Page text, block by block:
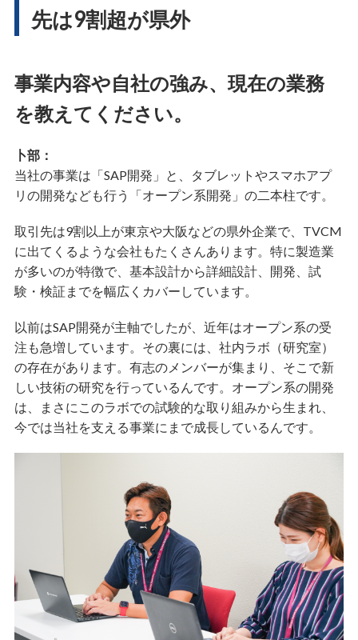
先は9割超が県外
事業内容や自社の強み、現在の業務
を教えてください。
卜部：
当社の事業は「SAP開発」と、タブレットやスマホアプ
リの開発なども行う「オープン系開発」の二本柱です。
取引先は9割以上が東京や大阪などの県外企業で、TVCM
に出てくるような会社もたくさんあります。特に製造業
が多いのが特徴で、基本設計から詳細設計、開発、試
験・検証までを幅広くカバーしています。
以前はSAP開発が主軸でしたが、近年はオープン系の受
注も急増しています。その裏には、社内ラボ（研究室）
の存在があります。有志のメンバーが集まり、そこで新
しい技術の研究を行っているんです。オープン系の開発
は、まさにこのラボでの試験的な取り組みから生まれ、
今では当社を支える事業にまで成長しているんです。